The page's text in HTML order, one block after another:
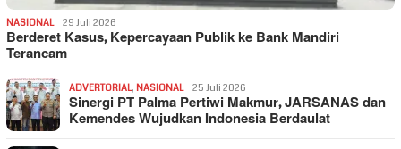
NASIONAL 29 Juli 2026
Berderet Kasus, Kepercayaan Publik ke Bank Mandiri
Terancam
ADVERTORIAL, NASIONAL 25 Juli 2026
Sinergi PT Palma Pertiwi Makmur, JARSANAS dan
Kemendes Wujudkan Indonesia Berdaulat